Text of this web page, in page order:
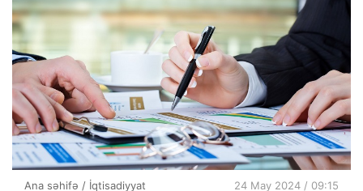
Ana səhifə / İqtisadiyyat 24 May 2024 / 09:15